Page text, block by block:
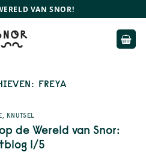
VAN SNOR!
FREYA
, KNUTSEL
de Wereld van Snor:
1/5